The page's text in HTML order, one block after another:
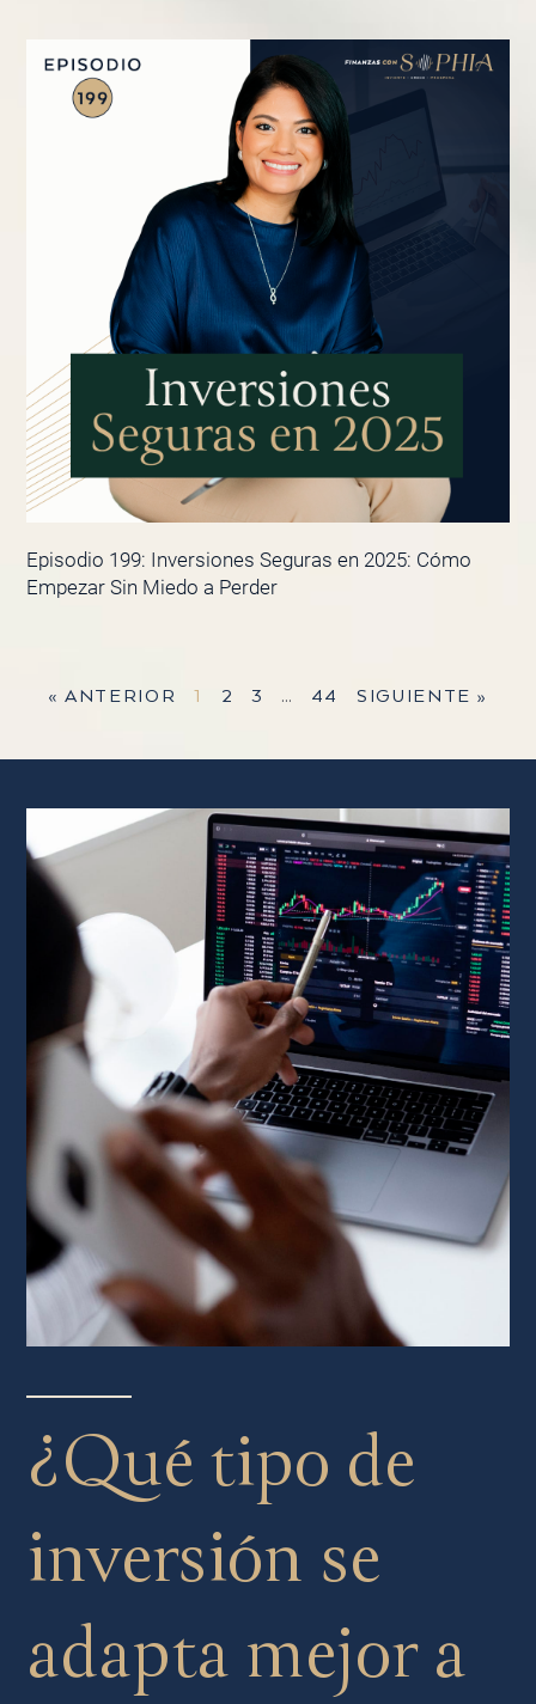
Episodio 199: Inversiones Seguras en 2025: Cómo
Empezar Sin Miedo a Perder
« ANTERIOR 1 2 3 … 44 SIGUIENTE »
¿Qué tipo de
inversión se
adapta mejor a